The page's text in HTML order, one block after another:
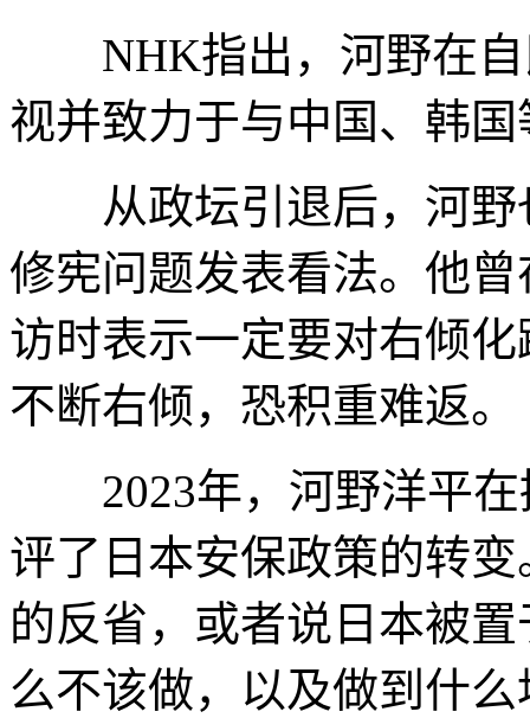
NHK指出，河野在自
视并致力于与中国、韩
从政坛引退后，河野
修宪问题发表看法。他
访时表示一定要对右倾
不断右倾，恐积重难返。
2023年，河野洋平在
评了日本安保政策的转
的反省，或者说日本被
么不该做，以及做到什